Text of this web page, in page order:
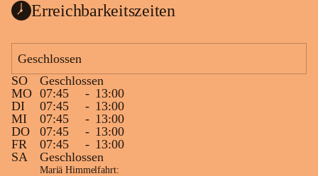
Erreichbarkeitszeiten
Geschlossen
SO
Geschlossen
MO 07:45 - 13:00
DI
07:45 - 13:00
MI
07:45 - 13:00
DO
07:45 - 13:00
FR
07:45 - 13:00
SA
Geschlossen
Mariä Himmelfahrt: